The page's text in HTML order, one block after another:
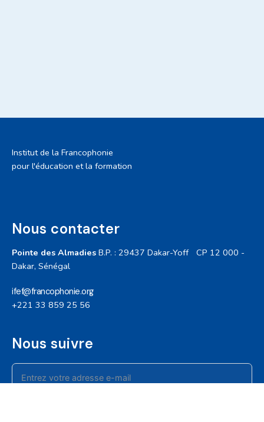
Institut de la Francophonie
pour l'éducation et la formation
Nous contacter
Pointe des Almadies B.P. : 29437 Dakar-Yoff CP 12 000 -
Dakar, Sénégal
ifef@francophonie.org
+221 33 859 25 56
Nous suivre